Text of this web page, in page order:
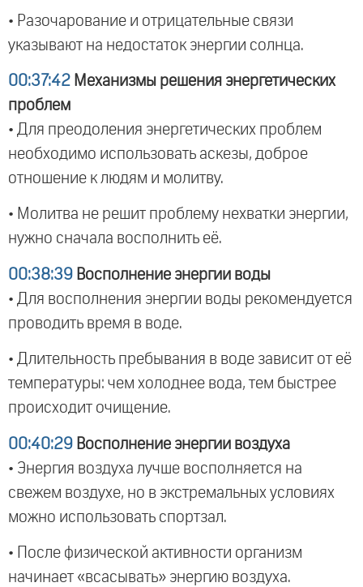
• Разочарование и отрицательные связи
указывают на недостаток энергии солнца.
00:37:42 Механизмы решения энергетических
проблем
• Для преодоления энергетических проблем
необходимо использовать аскезы, доброе
отношение к людям и молитву.
• Молитва не решит проблему нехватки энергии,
нужно сначала восполнить её.
00:38:39 Восполнение энергии воды
• Для восполнения энергии воды рекомендуется
проводить время в воде.
• Длительность пребывания в воде зависит от её
температуры: чем холоднее вода, тем быстрее
происходит очищение.
00:40:29 Восполнение энергии воздуха
• Энергия воздуха лучше восполняется на
свежем воздухе, но в экстремальных условиях
можно использовать спортзал.
• После физической активности организм
начинает «всасывать» энергию воздуха.